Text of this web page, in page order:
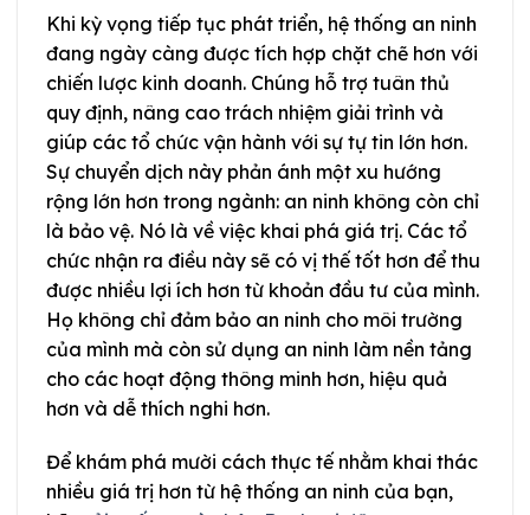
Khi kỳ vọng tiếp tục phát triển, hệ thống an ninh
đang ngày càng được tích hợp chặt chẽ hơn với
chiến lược kinh doanh. Chúng hỗ trợ tuân thủ
quy định, nâng cao trách nhiệm giải trình và
giúp các tổ chức vận hành với sự tự tin lớn hơn.
Sự chuyển dịch này phản ánh một xu hướng
rộng lớn hơn trong ngành: an ninh không còn chỉ
là bảo vệ. Nó là về việc khai phá giá trị. Các tổ
chức nhận ra điều này sẽ có vị thế tốt hơn để thu
được nhiều lợi ích hơn từ khoản đầu tư của mình.
Họ không chỉ đảm bảo an ninh cho môi trường
của mình mà còn sử dụng an ninh làm nền tảng
cho các hoạt động thông minh hơn, hiệu quả
hơn và dễ thích nghi hơn.
Để khám phá mười cách thực tế nhằm khai thác
nhiều giá trị hơn từ hệ thống an ninh của bạn,